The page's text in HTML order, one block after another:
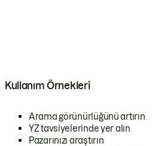
Kullanım Örnekleri
Arama görünürlüğünü artırın
YZ tavsiyelerinde yer alın
Pazarınızı araştırın